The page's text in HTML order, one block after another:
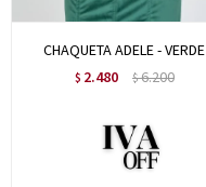
CHAQUETA ADELE - VERDE
$ 2.480 $6.200